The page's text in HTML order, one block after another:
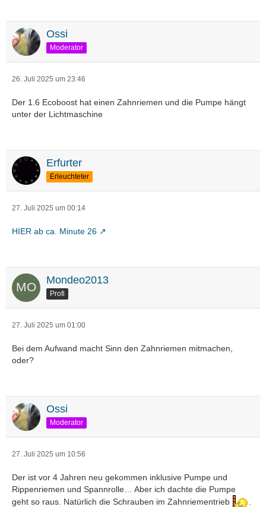
Ossi
Moderator
26. Juli 2025 um 23:46
Der 1.6 Ecoboost hat einen Zahnriemen und die Pumpe hängt
unter der Lichtmaschine
Erfurter
Erleuchteter
27. Juli 2025 um 00:14
HIER ab ca. Minute 26
Mondeo2013
Profi
27. Juli 2025 um 01:00
Bei dem Aufwand macht Sinn den Zahnriemen mitmachen,
oder?
Ossi
Moderator
27. Juli 2025 um 10:56
Der ist vor 4 Jahren neu gekommen inklusive Pumpe und
Rippenriemen und Spannrolle… Aber ich dachte die Pumpe
geht so raus. Natürlich die Schrauben im Zahnriementrieb